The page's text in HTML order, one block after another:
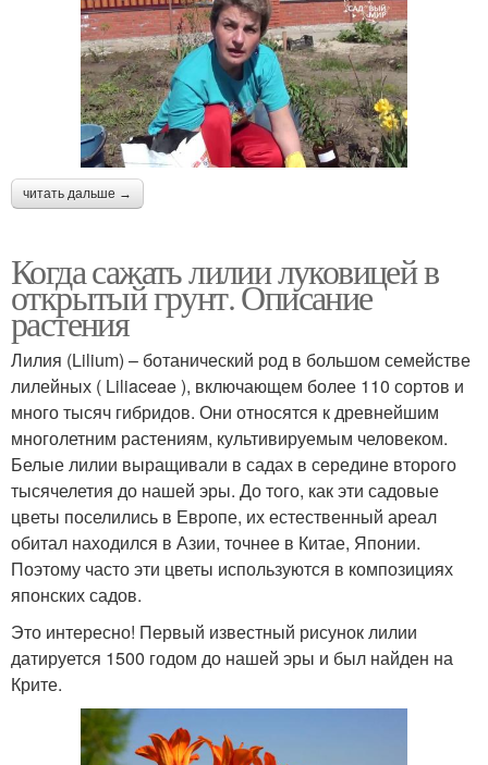
читать дальше →
Когда сажать лилии луковицей в
открытый грунт. Описание
растения
Лилия (Lilium) – ботанический род в большом семействе
лилейных ( Liliaceae ), включающем более 110 сортов и
много тысяч гибридов. Они относятся к древнейшим
многолетним растениям, культивируемым человеком.
Белые лилии выращивали в садах в середине второго
тысячелетия до нашей эры. До того, как эти садовые
цветы поселились в Европе, их естественный ареал
обитал находился в Азии, точнее в Китае, Японии.
Поэтому часто эти цветы используются в композициях
японских садов.
Это интересно! Первый известный рисунок лилии
датируется 1500 годом до нашей эры и был найден на
Крите.